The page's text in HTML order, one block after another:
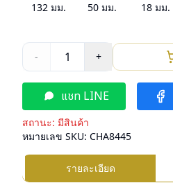
132 มม. 50 มม. 18มม.
- 1 +
แชท LINE
สถานะ: มีสินค้า
หมายเลข SKU: CHA8445
รายละเอียด